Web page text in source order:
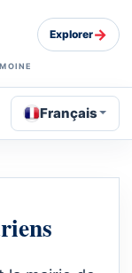
Explorer→
Français